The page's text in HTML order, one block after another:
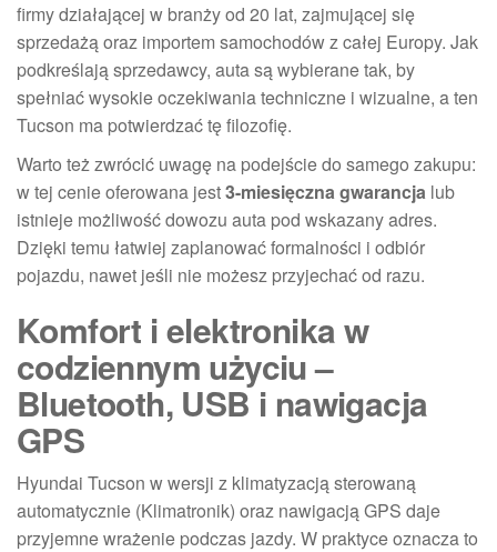
firmy działającej w branży od 20 lat, zajmującej się
sprzedażą oraz importem samochodów z całej Europy. Jak
podkreślają sprzedawcy, auta są wybierane tak, by
spełniać wysokie oczekiwania techniczne i wizualne, a ten
Tucson ma potwierdzać tę filozofię.
Warto też zwrócić uwagę na podejście do samego zakupu:
w tej cenie oferowana jest3-miesięczna gwarancja lub
istnieje możliwość dowozu auta pod wskazany adres.
Dzięki temu łatwiej zaplanować formalności i odbiór
pojazdu, nawet jeśli nie możesz przyjechać od razu.
Komfort i elektronika w
codziennym użyciu –
Bluetooth, USB i nawigacja
GPS
Hyundai Tucson w wersji z klimatyzacją sterowaną
automatycznie (Klimatronik) oraz nawigacją GPS daje
przyjemne wrażenie podczas jazdy. W praktyce oznacza to